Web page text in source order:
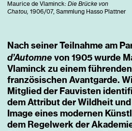
Maurice de Vlaminck: Die Brücke von
Chatou, 1906/07, Sammlung Hasso Plattner
Nach seiner Teilnahme am
d’Automne von 1905 wurde
Vlaminck zu einem
französischen Avantgarde.
Mitglied der Fauvisten
dem Attribut der Wildheit
Image eines modernen
dem Regelwerk der